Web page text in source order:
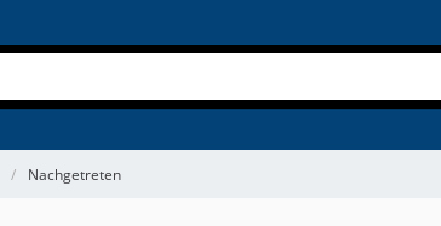
Nachgetreten